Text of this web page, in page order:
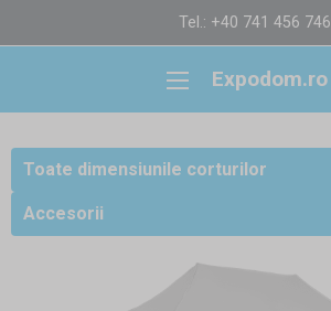
Tel.: +40 741 456 746
Expodom.ro
Toate dimensiunile corturilor
Accesorii